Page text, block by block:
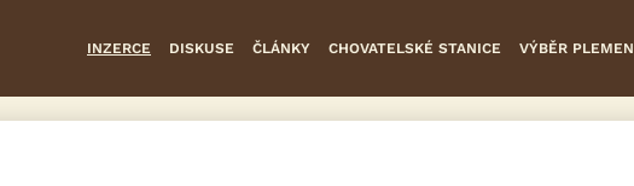
INZERCE DISKUSE ČLÁNKY CHOVATELSKÉ STANICE VÝBĚR